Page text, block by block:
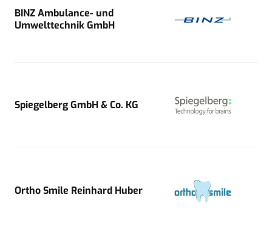
BINZ Ambulance- und
Umwelttechnik GmbH
Spiegelberg GmbH & Co. KG
Ortho Smile Reinhard Huber